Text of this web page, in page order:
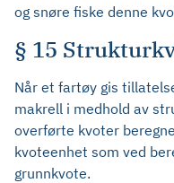
og snøre fiske denne
§ 15
Når et fartøy gis
makrell i medhold av
overførte kvoter
kvoteenhet som ved
grunnkvote.